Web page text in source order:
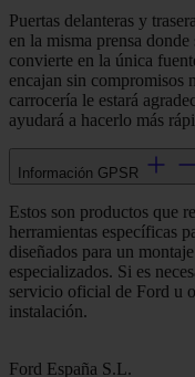
Puertas delanteras y
en la misma prensa
convierte en la única
encajan sin compromisos
carrocería le estará
ayudará a hacerlo más
Información GPSR
Estos son productos que
herramientas específicas
diseñados para un
especializados. Si es
servicio oficial de Ford u
instalación.
Ford España S.L.